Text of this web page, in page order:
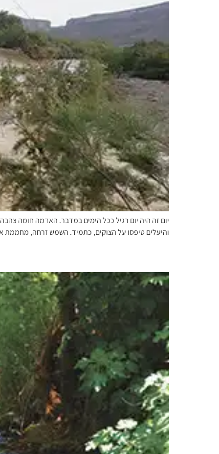
יום זה היה יום רגיל ככל הימים במדבר. האדמה חומה
והיעלים טיפסו על הצוקים, כתמיד. השמש זרחה, מחממת